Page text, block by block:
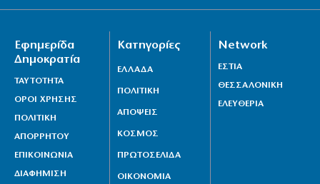
Εφημερίδα
Δημοκρατία
ΤΑΥΤΟΤΗΤΑ
ΟΡΟΙ ΧΡΗΣΗΣ
ΠΟΛΙΤΙΚΗ
ΑΠΟΡΡΗΤΟΥ
ΕΠΙΚΟΙΝΩΝΙΑ
ΔΙΑΦΗΜΙΣΗ
Κατηγορίες
ΕΛΛΑΔΑ
ΠΟΛΙΤΙΚΗ
ΑΠΟΨΕΙΣ
ΚΟΣΜΟΣ
ΠΡΩΤΟΣΕΛΙΔΑ
ΟΙΚΟΝΟΜΙΑ
Network
ΕΣΤΙΑ
ΘΕΣΣΑΛΟΝΙΚΗ
ΕΛΕΥΘΕΡΙΑ